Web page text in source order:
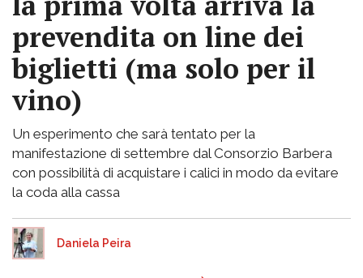
prevendita on line dei
biglietti (ma solo per il
vino)
Un esperimento che sarà tentato per la
manifestazione di settembre dal Consorzio Barbera
con possibilità di acquistare i calici in modo da evitare
la coda alla cassa
Daniela Peira